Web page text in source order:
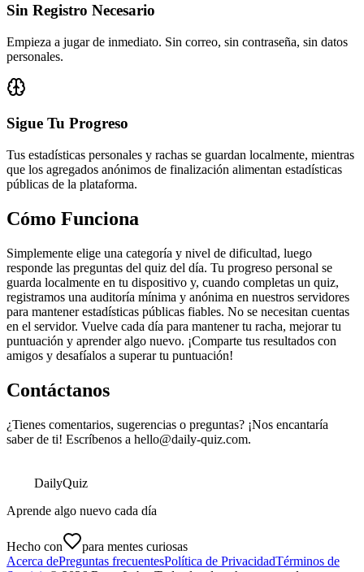
Sin Registro Necesario
Empieza a jugar de inmediato. Sin correo, sin contraseña, sin datos
personales.
Sigue Tu Progreso
Tus estadísticas personales y rachas se guardan localmente, mientras
que los agregados anónimos de finalización alimentan estadísticas
públicas de la plataforma.
Cómo Funciona
Simplemente elige una categoría y nivel de dificultad, luego
responde las preguntas del quiz del día. Tu progreso personal se
guarda localmente en tu dispositivo y, cuando completas un quiz,
registramos una auditoría mínima y anónima en nuestros servidores
para mantener estadísticas públicas fiables. No se necesitan cuentas
en el servidor. Vuelve cada día para mantener tu racha, mejorar tu
puntuación y aprender algo nuevo. ¡Comparte tus resultados con
amigos y desafíalos a superar tu puntuación!
Contáctanos
¿Tienes comentarios, sugerencias o preguntas? ¡Nos encantaría
saber de ti! Escríbenos a hello@daily-quiz.com.
DailyQuiz
Aprende algo nuevo cada día
Hecho con
para mentes curiosas
Acerca dePreguntas frecuentesPolítica de PrivacidadTérminos de